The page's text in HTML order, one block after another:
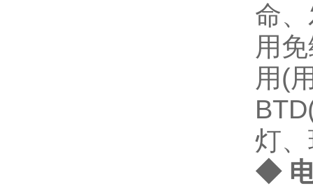
命
用
用(
灯
◆